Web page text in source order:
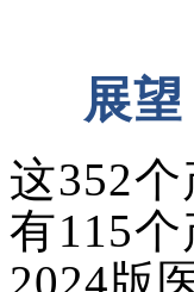
展
这352
有115
2024版